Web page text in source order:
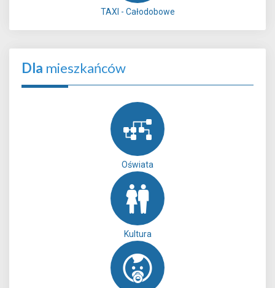
TAXI - Całodobowe
Dla mieszkańców
Oświata
Kultura